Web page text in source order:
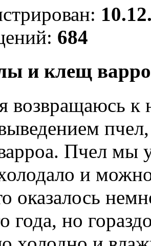
684
и клещ
возвращаюсь
Пчел мы
и
оказалось
года, но